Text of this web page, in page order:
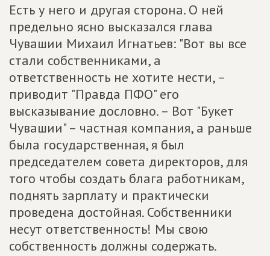
Есть у него и другая сторона. О ней
предельно ясно высказался глава
Чувашии Михаил Игнатьев: "Вот вы все
стали собственниками, а
ответственность не хотите нести, –
приводит "Правда ПФО" его
высказывание дословно. – Вот "Букет
Чувашии" – частная компания, а раньше
была государственная, я был
председателем совета директоров, для
того чтобы создать блага работникам,
поднять зарплату и практически
проведена достойная. Собственники
несут ответственность! Мы свою
собственность должны содержать.